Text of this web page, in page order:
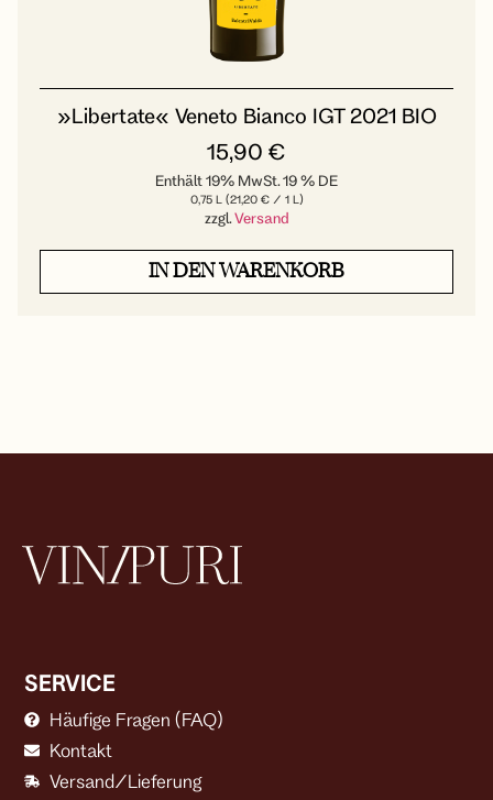
»Libertate« Veneto Bianco IGT 2021 BIO
15,90 €
Enthält 19% MwSt. 19 % DE
0,75 L (21,20 €/ 1 L)
zzgl.Versand
IN DEN WARENKORB
SERVICE
Häufige Fragen (FAQ)
Kontakt
Versand/Lieferung